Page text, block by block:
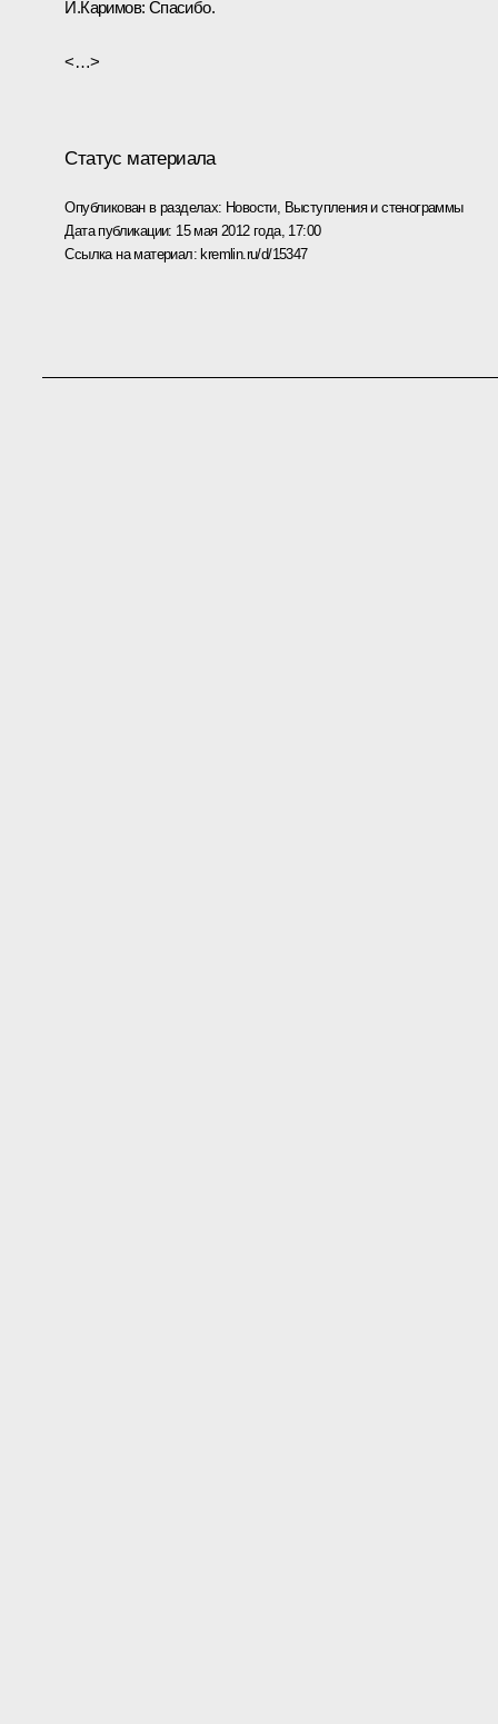
И.Каримов: Спасибо.
<…>
Статус материала
Опубликован в разделах: Новости, Выступления и стенограммы
Дата публикации: 15 мая 2012 года, 17:00
Ссылка на материал: kremlin.ru/d/15347